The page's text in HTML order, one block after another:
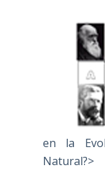
en la
Natural?>